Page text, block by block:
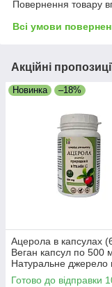
Повернення товару
Всі умови
Акційні
Новинка –18%
Ацерола в капсулах
Веган капсул по 500
Натуральне джерело
С
Готово до відправки